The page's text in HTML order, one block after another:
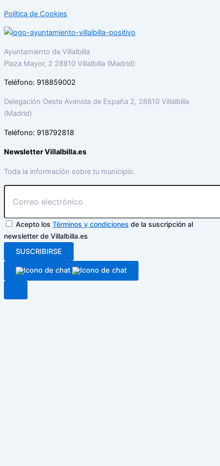
Política de Cookies
Ayuntamiento de Villalbilla
Plaza Mayor, 2 28810 Villalbilla (Madrid)
Teléfono: 918859002
Delegación Oeste Avenida de España 2, 28810 Villalbilla
(Madrid)
Teléfono: 918792818
Newsletter Villalbilla.es
Toda la información sobre tu municipio.
Acepto los Términos y condiciones de la suscripción al
newsletter de Villalbilla.es
SUSCRIBIRSE